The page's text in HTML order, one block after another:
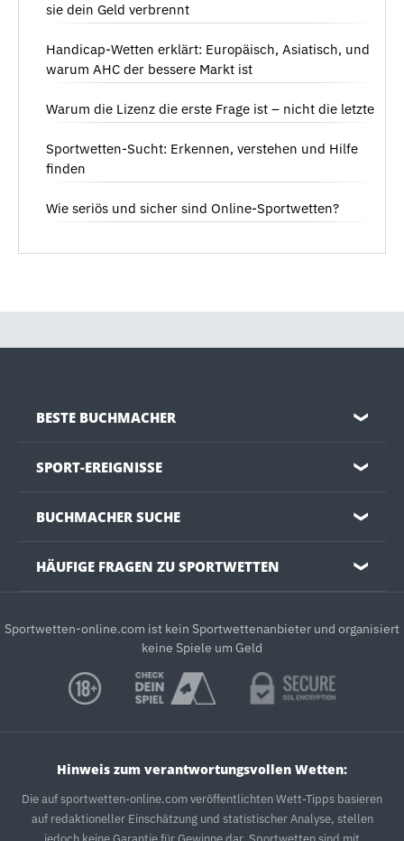
sie dein Geld verbrennt
Handicap-Wetten erklärt: Europäisch, Asiatisch, und
warum AHC der bessere Markt ist
Warum die Lizenz die erste Frage ist – nicht die letzte
Sportwetten-Sucht: Erkennen, verstehen und Hilfe
finden
Wie seriös und sicher sind Online-Sportwetten?
BESTE BUCHMACHER ❯
SPORT-EREIGNISSE ❯
BUCHMACHER SUCHE ❯
HÄUFIGE FRAGEN ZU SPORTWETTEN ❯
Sportwetten-online.com ist kein Sportwettenanbieter und organisiert
keine Spiele um Geld
Hinweis zum verantwortungsvollen Wetten:
Die auf sportwetten-online.com veröffentlichten Wett-Tipps basieren
auf redaktioneller Einschätzung und statistischer Analyse, stellen